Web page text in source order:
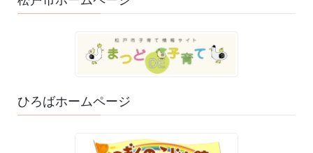
ひろばホームページ